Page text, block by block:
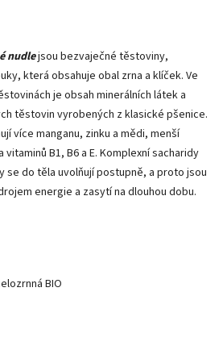
nudlejsou bezvaječné těstoviny,
která obsahuje obal zrna a klíček. Ve
je obsah minerálních látek a
těstovin vyrobených z klasické pšenice.
více manganu, zinku a mědi, menší
B1, B6 a E. Komplexní sacharidy
se do těla uvolňují postupně, a proto jsou
energie a zasytí na dlouhou dobu.
BIO